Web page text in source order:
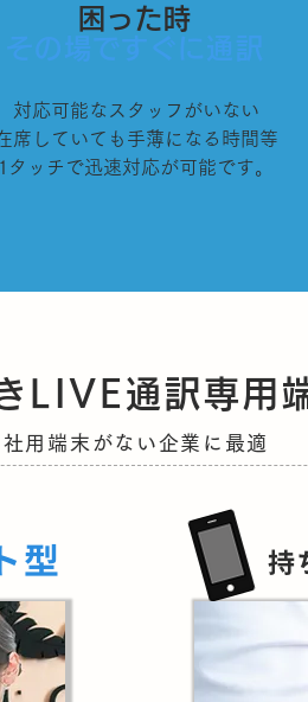
その場ですぐに通訳
困った時
対応可能なスタッフがいない
席していても手薄になる時間等
1タッチで迅速対応が可能です。
LIVE通訳専用
社用端末がない企業に最適
持
型